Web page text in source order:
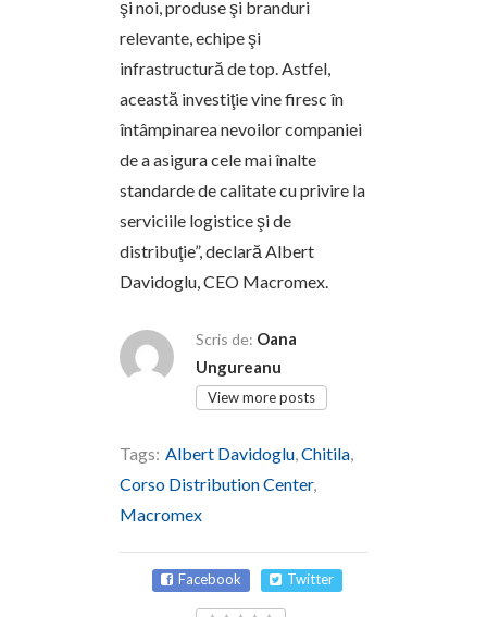
şi noi, produse şi branduri
relevante, echipe şi
infrastructură de top. Astfel,
această investiţie vine firesc în
întâmpinarea nevoilor companiei
de a asigura cele mai înalte
standarde de calitate cu privire la
serviciile logistice şi de
distribuţie”, declară Albert
Davidoglu, CEO Macromex.
Scris de: Oana
Ungureanu
View more posts
Tags: Albert Davidoglu,Chitila,
Corso Distribution Center,
Macromex
Facebook Twitter